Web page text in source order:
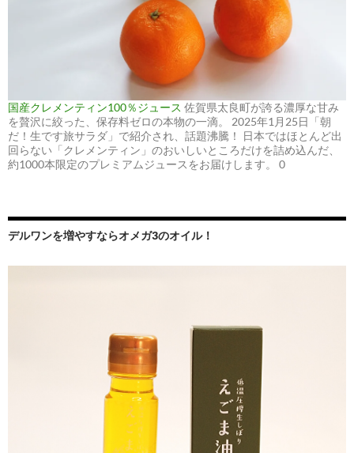
国産クレメンティン100％ジュース 佐賀県太良町が誇る濃厚な甘み
を贅沢に絞った、保存料ゼロの本物の一滴。 2025年1月25日「朝
だ！生です旅サラダ」で紹介され、話題沸騰！ 日本ではほとんど出
回らない「クレメンティン」のおいしいところだけを詰め込んだ、
約1000本限定のプレミアムジュースをお届けします。 0
デルワンを増やすならオメガ3のオイル！